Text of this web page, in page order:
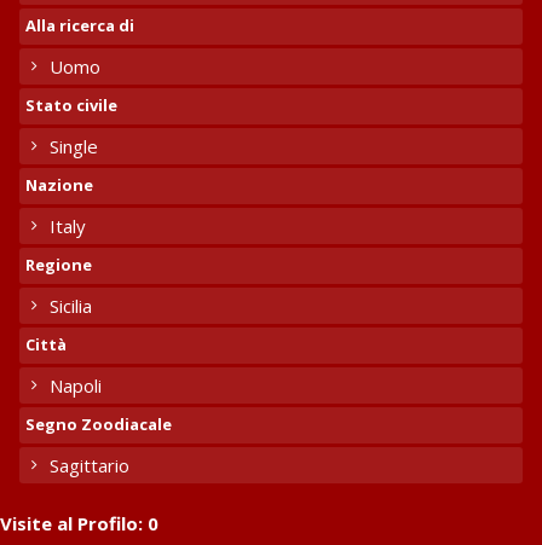
Alla ricerca di
Uomo
Stato civile
Single
Nazione
Italy
Regione
Sicilia
Città
Napoli
Segno Zoodiacale
Sagittario
Visite al Profilo: 0